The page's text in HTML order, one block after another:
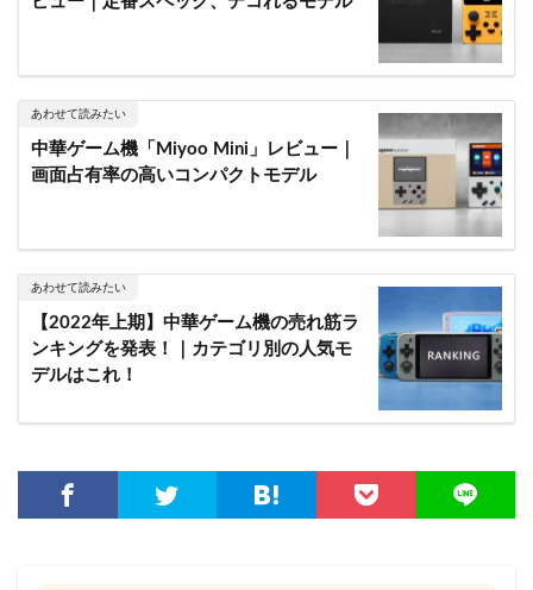
あわせて読みたい
中華ゲーム機「Miyoo Mini」レビュー｜
画面占有率の高いコンパクトモデル
あわせて読みたい
【2022年上期】中華ゲーム機の売れ筋ラ
ンキングを発表！｜カテゴリ別の人気モ
デルはこれ！